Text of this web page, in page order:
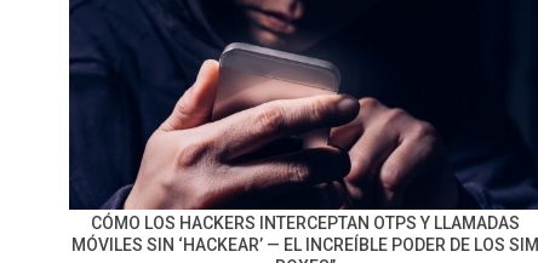
CÓMO LOS HACKERS INTERCEPTAN OTPS Y LLAMADAS
MÓVILES SIN ‘HACKEAR’ — EL INCREÍBLE PODER DE LOS SIM